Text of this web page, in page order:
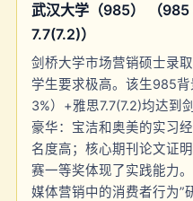
武汉大学（985） （985
7.7(7.2)）
剑桥大学市场营销硕士录
学生要求极高。该生985
3%）+雅思7.7(7.2)均达到
豪华：宝洁和奥美的实习
名度高；核心期刊论文证
赛一等奖体现了实践能力
媒体营销中的消费者行为”